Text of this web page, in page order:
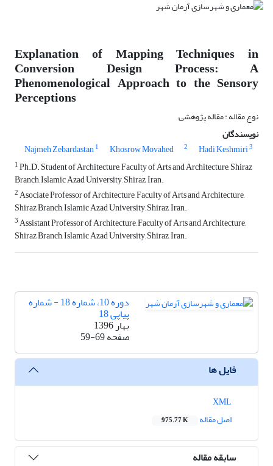
Explanation of Mapping Techniques in
Conversion Design Process: A
Phenomenological Approach to the Sensory
Perceptions
نوع مقاله : مقاله پژوهشی
نویسندگان
Najmeh Zebardastan1 Khosrow Movahed 2 Hadi Keshmiri3
1Ph.D. Student of Architecture, Faculty of Arts and Architecture, Shiraz
Branch, Islamic Azad University, Shiraz, Iran.
2Asociate Professor of Architecture, Faculty of Arts and Architecture,
Shiraz Branch, Islamic Azad University, Shiraz, Iran.
3Assistant Professor of Architecture, Faculty of Arts and Architecture,
Shiraz Branch, Islamic Azad University, Shiraz, Iran.
دوره 10، شماره 18 - شماره
پیاپی 18
بهار 1396
صفحه59-69
فایل ها
اصل مقاله
975.77 K
سابقه مقاله